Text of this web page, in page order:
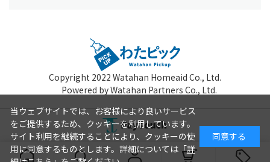
Copyright 2022 Watahan Homeaid Co., Ltd.
Powered by Watahan Partners Co., Ltd.
当ウェブサイトでは、お客様により良いサービス
をご提供するため、クッキーを利用しています。
サイト利用を継続することにより、クッキーの使
用に同意するものとします。詳細については「詳
同意する